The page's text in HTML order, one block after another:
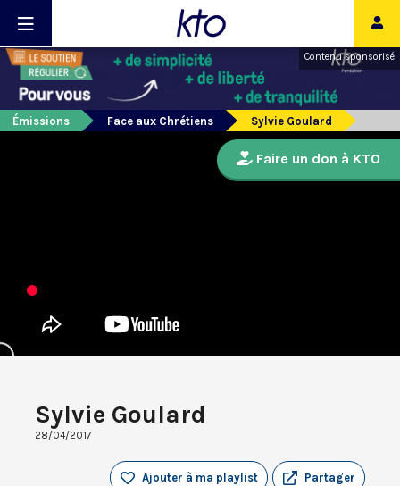
Contenu sponsorisé
Émissions Face aux Chrétiens Sylvie Goulard
Sylvie Goulard
28/04/2017
Partager
Ajouter à ma playlist
Faire un don à KTO